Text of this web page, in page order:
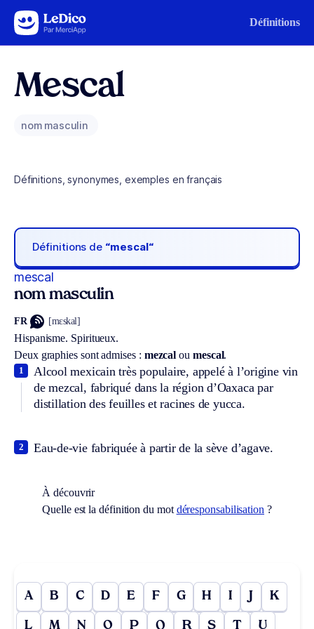
Aller au contenu Définitions
Mescal
nom masculin
Définitions, synonymes, exemples en français
Définitions de “mescal“
mescal
nom masculin
FR [mɛskal]
Hispanisme. Spiritueux.
Deux graphies sont admises : mezcal ou mescal.
Alcool mexicain très populaire, appelé à l’origine vin
de mezcal, fabriqué dans la région d’Oaxaca par
distillation des feuilles et racines de yucca.
1
Eau-de-vie fabriquée à partir de la sève d’agave.
2
À découvrir
Quelle est la définition du mot déresponsabilisation ?
A B C D E F G H I J K
L M N O P Q R S T U